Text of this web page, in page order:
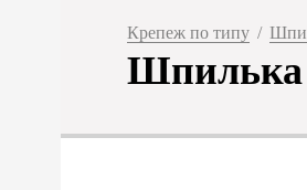
Крепеж по типу /
Шпилька